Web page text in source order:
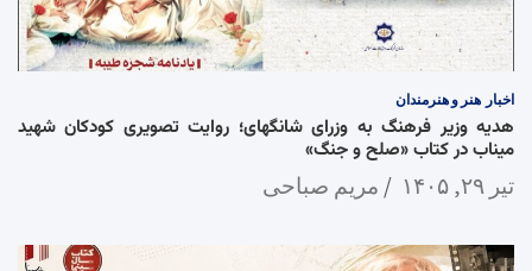
اخبار هنر و هنرمندان
هدیه وزیر فرهنگ به وزرای شانگهای؛ روایت تصویری کودکان شهید
میناب در کتاب «صلح و جنگ»
تیر ۲۹, ۱۴۰۵ مریم صباحی